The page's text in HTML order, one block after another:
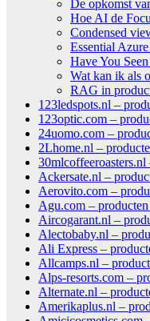
De opkomst
Hoe AI de
Condensed
Essential
Have You
Wat kan ik als
RAG in
123ledspots.nl –
123optic.com –
24uomo.com –
2Lhome.nl –
Ackersate.nl –
Aerovito.com –
Agu.com –
Aircogarant.nl –
Alectobaby.nl –
Ali Express –
Allcamps.nl –
Alps-resorts.com –
Alternate.nl –
Amerikaplus.nl –